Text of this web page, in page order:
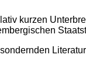
kurzen